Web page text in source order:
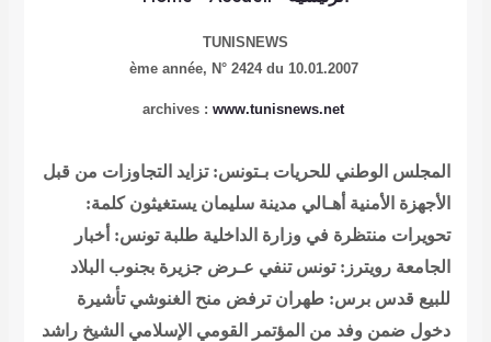
TUNISNEWS
ème année,
N° 2424 du 10.01.2007
archives :
www.tunisnews.net
المجلس الوطني للحريات بـتونس: تزايد التجاوزات من قبل
الأجهزة الأمنية أهـالي مدينة سليمان يستغيثون كلمة:
تحويرات منتظرة في وزارة الداخلية طلبة تونس: أخبار
الجامعة رويترز: تونس تنفي عـرض جزيرة بجنوب البلاد
للبيع قدس برس: طهران ترفض منح الغنوشي تأشيرة
دخول ضمن وفد من المؤتمر القومي الإسلامي الشيخ راشد